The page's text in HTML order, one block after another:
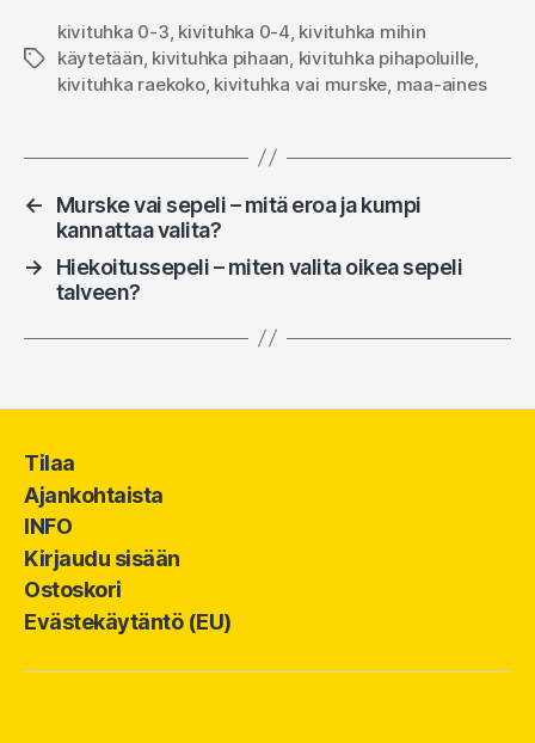
Avainsanat
kivituhka 0-3 kivituhka 0-4 kivituhka mihin
käytetään kivituhka pihaan kivituhka pihapoluille
kivituhka raekoko, kivituhka vai murske maa-aines
←
Murske vai sepeli – mitä eroa ja kumpi
kannattaa valita?
→
Hiekoitussepeli – miten valita oikea sepeli
talveen?
Tilaa
Ajankohtaista
INFO
Kirjaudu sisään
Ostoskori
Evästekäytäntö (EU)